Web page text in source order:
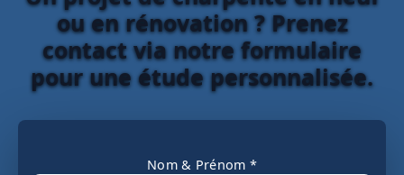
ou en rénovation ? Prenez
contact via notre formulaire
pour une étude personnalisée.
Nom & Prénom *